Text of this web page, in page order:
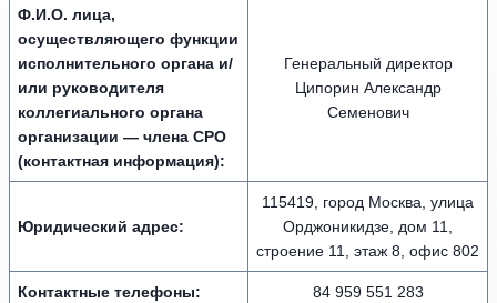
Ф.И.О. лица,
осуществляющего функции
исполнительного органа и/
или руководителя
коллегиального органа
организации — члена СРО
(контактная информация):
Генеральный директор
Ципорин Александр
Семенович
Юридический адрес:
115419, город Москва, улица
Орджоникидзе, дом 11,
строение 11, этаж 8, офис 802
Контактные телефоны: 84 959 551 283